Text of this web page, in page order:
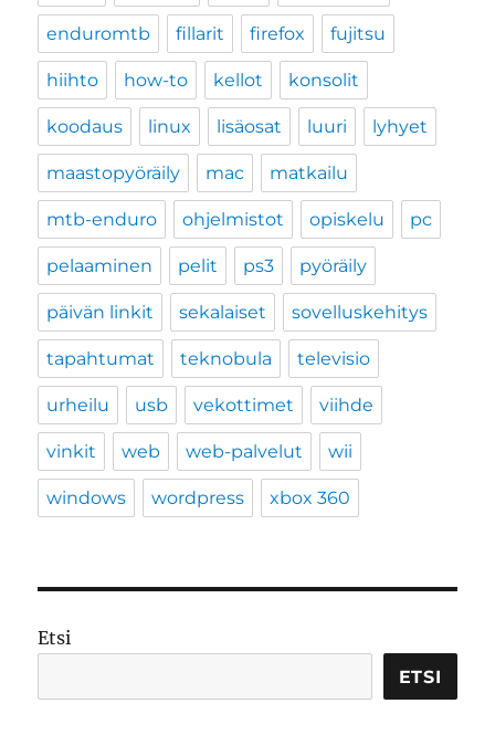
enduromtb fillarit firefox fujitsu
hiihto how-to kellot konsolit
koodaus linux lisäosat luuri lyhyet
maastopyöräily mac matkailu
mtb-enduro ohjelmistot opiskelu pc
pelaaminen pelit ps3 pyöräily
päivän linkit sekalaiset sovelluskehitys
tapahtumat teknobula televisio
urheilu usb vekottimet viihde
vinkit web web-palvelut wii
windows wordpress xbox 360
Etsi
ETSI